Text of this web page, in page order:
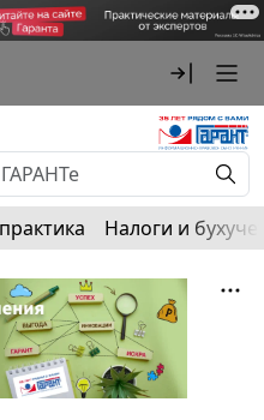
Налоги и